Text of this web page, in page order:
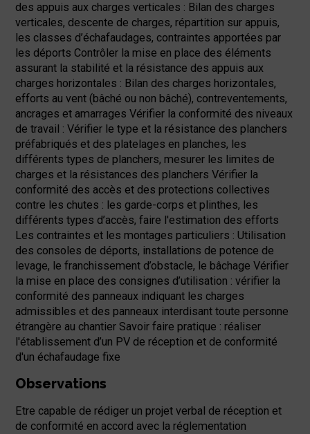
des appuis aux charges verticales : Bilan des charges
verticales, descente de charges, répartition sur appuis,
les classes d’échafaudages, contraintes apportées par
les déports Contrôler la mise en place des éléments
assurant la stabilité et la résistance des appuis aux
charges horizontales : Bilan des charges horizontales,
efforts au vent (bâché ou non bâché), contreventements,
ancrages et amarrages Vérifier la conformité des niveaux
de travail : Vérifier le type et la résistance des planchers
préfabriqués et des platelages en planches, les
différents types de planchers, mesurer les limites de
charges et la résistances des planchers Vérifier la
conformité des accès et des protections collectives
contre les chutes : les garde-corps et plinthes, les
différents types d’accès, faire l'estimation des efforts
Les contraintes et les montages particuliers : Utilisation
des consoles de déports, installations de potence de
levage, le franchissement d’obstacle, le bâchage Vérifier
la mise en place des consignes d’utilisation : vérifier la
conformité des panneaux indiquant les charges
admissibles et des panneaux interdisant toute personne
étrangère au chantier Savoir faire pratique : réaliser
l'établissement d’un PV de réception et de conformité
d'un échafaudage fixe
Observations
Etre capable de rédiger un projet verbal de réception et
de conformité en accord avec la réglementation